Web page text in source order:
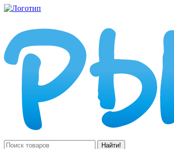
Найти!